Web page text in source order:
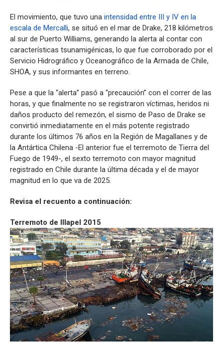
El movimiento, que tuvo una intensidad entre III y IV en la
escala de Mercalli, se situó en el mar de Drake, 218 kilómetros
al sur de Puerto Williams, generando la alerta al contar con
características tsunamigénicas, lo que fue corroborado por el
Servicio Hidrográfico y Oceanográfico de la Armada de Chile,
SHOA, y sus informantes en terreno.
Pese a que la “alerta” pasó a “precaución” con el correr de las
horas, y que finalmente no se registraron víctimas, heridos ni
daños producto del remezón, el sismo de Paso de Drake se
convirtió inmediatamente en el más potente registrado
durante los últimos 76 años en la Región de Magallanes y de
la Antártica Chilena -El anterior fue el terremoto de Tierra del
Fuego de 1949-, el sexto terremoto con mayor magnitud
registrado en Chile durante la última década y el de mayor
magnitud en lo que va de 2025.
Revisa el recuento a continuación:
Terremoto de Illapel 2015